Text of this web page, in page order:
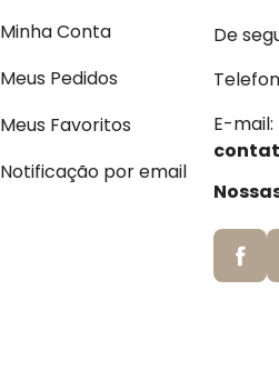
Minha Conta
Meus Pedidos
Meus Favoritos
Notificação por email
De
E-mail: